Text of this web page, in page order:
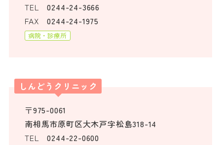
TEL
0244-24-3666
FAX
0244-24-1975
病院・診療所
しんどうクリニック
〒975-0061
南相馬市原町区大木戸字松島318-14
TEL
0244-22-0600